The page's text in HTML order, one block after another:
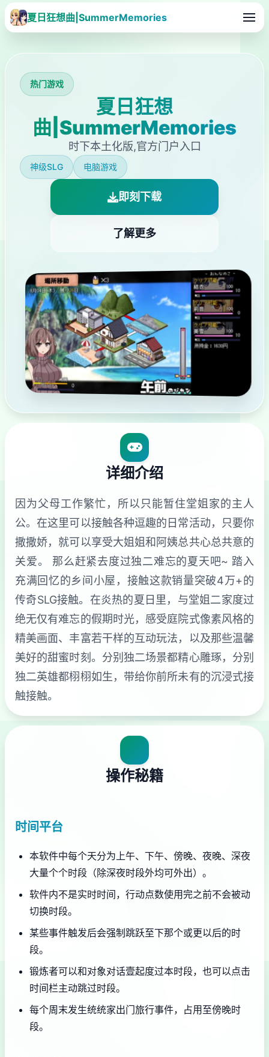
夏日狂想曲|SummerMemories
热门游戏
夏日狂想
曲|SummerMemories
时下本土化版,官方门户入口
神级SLG 电脑游戏
即刻下载
了解更多
详细介绍
因为父母工作繁忙，所以只能暂住堂姐家的主人
公。在这里可以接触各种逗趣的日常活动，只要你
撒撒娇，就可以享受大姐姐和阿姨总共心总共意的
关爱。 那么赶紧去度过独二难忘的夏天吧~ 踏入
充满回忆的乡间小屋，接触这款销量突破4万+的
传奇SLG接触。在炎热的夏日里，与堂姐二家度过
绝无仅有难忘的假期时光，感受庭院式像素风格的
精美画面、丰富若干样的互动玩法，以及那些温馨
美好的甜蜜时刻。分别独二场景都精心雕琢，分别
独二英雄都栩栩如生，带给你前所未有的沉浸式接
触接触。
操作秘籍
时间平台
本软件中每个天分为上午、下午、傍晚、夜晚、深夜
大量个个时段（除深夜时段外均可外出）。
软件内不是实时时间，行动点数使用完之前不会被动
切换时段。
某些事件触发后会强制跳跃至下那个或更以后的时
段。
锻炼者可以和对象对话壹起度过本时段，也可以点击
时间栏主动跳过时段。
每个周末发生统统家出门旅行事件，占用至傍晚时
段。